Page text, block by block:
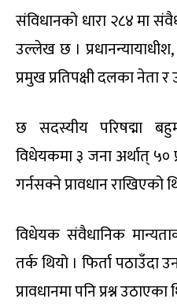
संविधानको धारा २८४ मा
उल्लेख छ ।
प्रमुख प्रतिपक्षी दलका
छ सदस्यीय परिषद्मा
विधेयकमा ३ जना अर्थात् ५०
गर्नसक्ने प्रावधान राखिएको
विधेयक संवैधानिक
तर्क थियो । फिर्ता
प्रावधानमा पनि प्रश्न उठाएका